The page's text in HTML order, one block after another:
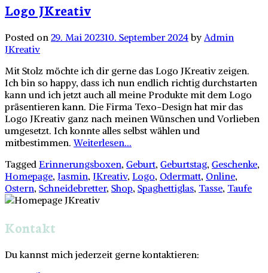
Logo JKreativ
Posted on 29. Mai 202310. September 2024by Admin
JKreativ
Mit Stolz möchte ich dir gerne das Logo JKreativ zeigen.
Ich bin so happy, dass ich nun endlich richtig durchstarten
kann und ich jetzt auch all meine Produkte mit dem Logo
präsentieren kann. Die Firma Texo-Design hat mir das
Logo JKreativ ganz nach meinen Wünschen und Vorlieben
umgesetzt. Ich konnte alles selbst wählen und
mitbestimmen.Weiterlesen...
Tagged Erinnerungsboxen, Geburt, Geburtstag, Geschenke,
Homepage, Jasmin, JKreativ, Logo, Odermatt, Online,
Ostern, Schneidebretter, Shop, Spaghettiglas, Tasse, Taufe
Kontakt
Du kannst mich jederzeit gerne kontaktieren: